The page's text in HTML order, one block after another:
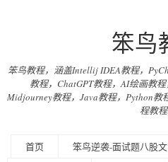
笨鸟
笨鸟教程，涵盖Intellij IDEA教程，
教程，ChatGPT教程，AI绘画教
Midjourney教程，Java教程，Python
程教程
首页 笨鸟逆袭-面试题八股文